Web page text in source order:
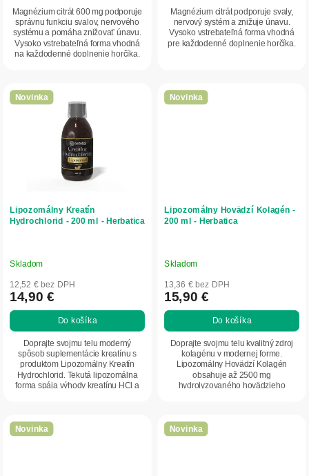
Magnézium citrát 600 mg podporuje
správnu funkciu svalov, nervového
systému a pomáha znižovať únavu.
Vysoko vstrebateľná forma vhodná
na každodenné doplnenie horčíka.
Magnézium citrát podporuje svaly,
nervový systém a znižuje únavu.
Vysoko vstrebateľná forma vhodná
pre každodenné doplnenie horčíka.
Novinka
Lipozomálny Kreatín
Hydrochlorid - 200 ml - Herbatica
Skladom
12,52 € bez DPH
14,90 €
Do košíka
Doprajte svojmu telu moderný
spôsob suplementácie kreatínu s
produktom Lipozomálny Kreatín
Hydrochlorid. Tekutá lipozomálna
forma spája výhody kreatínu HCl a
Novinka
Lipozomálny Hovädzí Kolagén -
200 ml - Herbatica
Skladom
13,36 € bez DPH
15,90 €
Do košíka
Doprajte svojmu telu kvalitný zdroj
kolagénu v modernej forme.
Lipozomálny Hovädzí Kolagén
obsahuje až 2500 mg
hydrolyzovaného hovädzieho
Novinka Novinka